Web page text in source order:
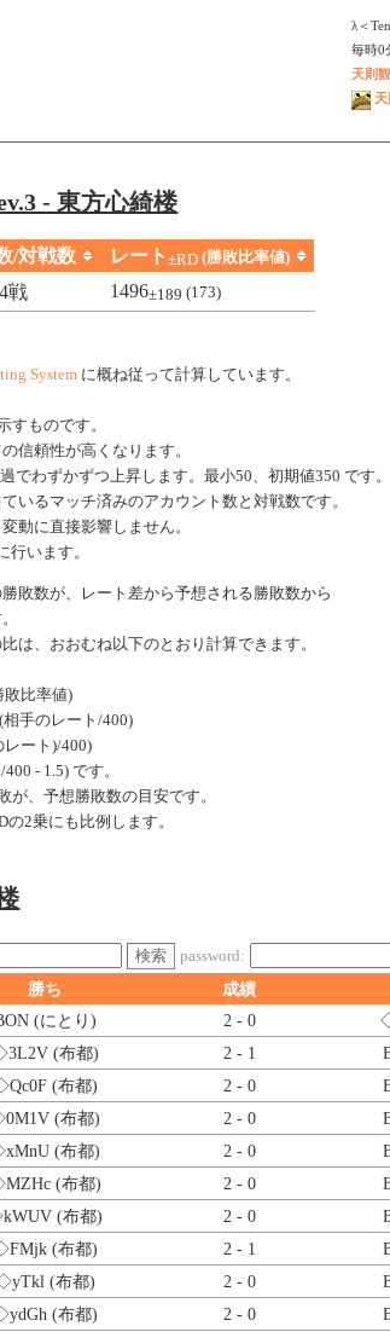
λ＜
毎時0
天則
- 東方心綺楼
/対戦数 レート±RD (勝敗比率値)
戦 1496±189 (173)
System に概ね従って計算しています。
すものです。
信頼性が高くなります。
でわずかずつ上昇します。最小50、初期値350 です。
いるマッチ済みのアカウント数と対戦数です。
動に直接影響しません。
行います。
敗数が、レート差から予想される勝敗数から
は、おおむね以下のとおり計算できます。
敗比率値)
相手のレート/400)
レート)/400)
- 1.5) です。
が、予想勝敗数の目安です。
2乗にも比例します。
検索 password:
勝ち 成績
(にとり) 2 - 0
(布都) 2 - 1
(布都) 2 - 0
(布都) 2 - 0
(布都) 2 - 0
(布都) 2 - 0
(布都) 2 - 0
(布都) 2 - 1
(布都) 2 - 0
(布都) 2 - 0